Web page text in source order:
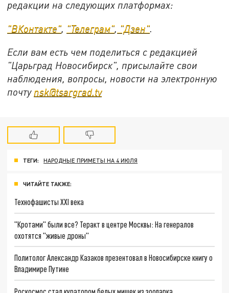
редакции на следующих платформах:
"ВКонтакте", "Телеграм", "Дзен".
Если вам есть чем поделиться с редакцией
"Царьград Новосибирск", присылайте свои
наблюдения, вопросы, новости на электронную
почту nsk@tsargrad.tv
ТЕГИ: НАРОДНЫЕ ПРИМЕТЫ НА 4 ИЮЛЯ
ЧИТАЙТЕ ТАКЖЕ:
Технофашисты XXI века
"Кротами" были все? Теракт в центре Москвы: На генералов
охотятся "живые дроны"
Политолог Александр Казаков презентовал в Новосибирске книгу о
Владимире Путине